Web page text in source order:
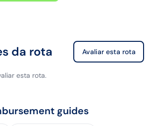
da rota Avaliar esta rota
esta rota.
guides